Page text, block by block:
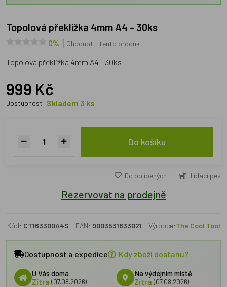
Topolová překližka 4mm A4 - 30ks
0% Ohodnotit tento produkt
Topolová překližka 4mm A4 - 30ks
999 Kč
Dostupnost: Skladem 3 ks
Do košíku
Do oblíbených Hlídací pes
Rezervovat na prodejně
Kód: CT163300A4S EAN: 9003531633021 Výrobce:The Cool Tool
Dostupnost a expedice Kdy zboží dostanu?
U Vás doma
Zítra (07.08.2026)
Na výdejním místě
Zítra (07.08.2026)